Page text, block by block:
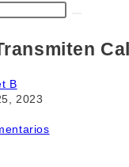
B
2023